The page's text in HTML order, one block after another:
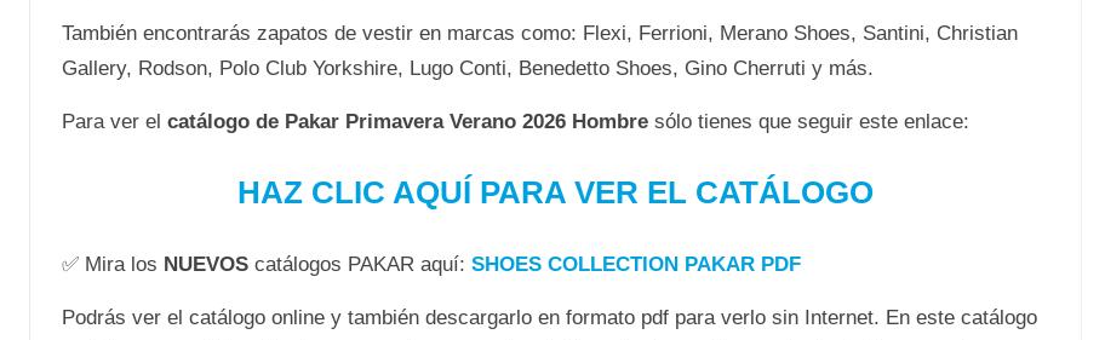
También encontrarás zapatos de vestir en marcas como: Flexi, Ferrioni, Merano Shoes, Santini, Christian
Gallery, Rodson, Polo Club Yorkshire, Lugo Conti, Benedetto Shoes, Gino Cherruti y más.
Para ver el catálogo de Pakar Primavera Verano 2026 Hombresólo tienes que seguir este enlace:
HAZ CLIC AQUÍ PARA VER EL CATÁLOGO
✅ Mira los NUEVOScatálogos PAKAR aquí: SHOES COLLECTION PAKAR PDF
Podrás ver el catálogo online y también descargarlo en formato pdf para verlo sin Internet. En este catálogo